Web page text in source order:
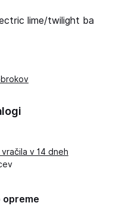
lime/twilight ba
v 14 dneh
opreme